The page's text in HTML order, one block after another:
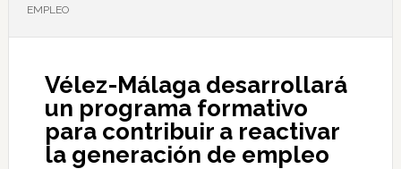
EMPLEO
Vélez-Málaga desarrollará
un programa formativo
para contribuir a reactivar
la generación de empleo